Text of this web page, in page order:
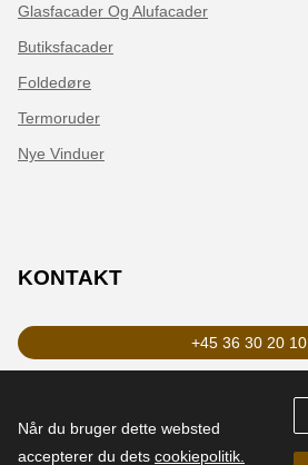
Glasfacader Og Alufacader
Butiksfacader
Foldedøre
Termoruder
Nye Vinduer
KONTAKT
+45 36 30 20 10
Når du bruger dette websted
accepterer du dets cookiepolitik.